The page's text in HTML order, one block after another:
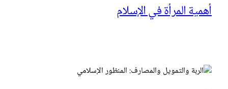
أهمية المرأة في الإسلام